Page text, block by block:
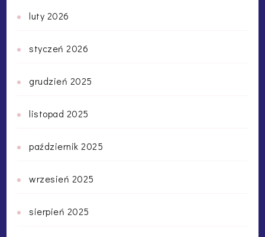
luty 2026
styczeń 2026
grudzień 2025
listopad 2025
październik 2025
wrzesień 2025
sierpień 2025